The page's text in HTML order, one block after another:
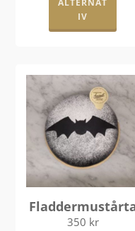
ALTERNAT
IV
har
De
olika
kan
350 kr